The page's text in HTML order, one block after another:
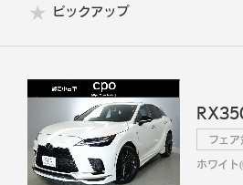
ピックアップ
フェ
ホワイト